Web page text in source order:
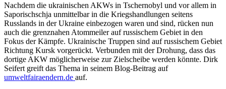
Nachdem die ukrainischen AKWs in Tschernobyl und vor allem in
Saporischschja unmittelbar in die Kriegshandlungen seitens
Russlands in der Ukraine einbezogen waren und sind, rücken nun
auch die grenznahen Atommeiler auf russischem Gebiet in den
Fokus der Kämpfe. Ukrainische Truppen sind auf russischem Gebiet
Richtung Kursk vorgerückt. Verbunden mit der Drohung, dass das
dortige AKW möglicherweise zur Zielscheibe werden könnte. Dirk
Seifert greift das Thema in seinem Blog-Beitrag auf
umweltfairaendern.de auf.